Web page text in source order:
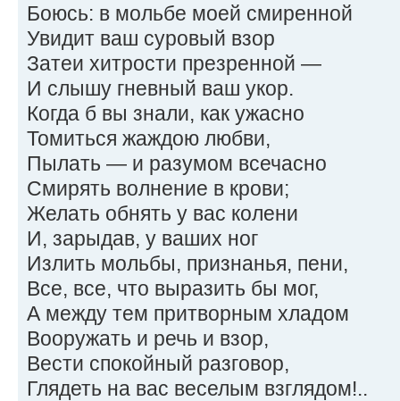
Боюсь: в мольбе моей смиренной
Увидит ваш суровый взор
Затеи хитрости презренной —
И слышу гневный ваш укор.
Когда б вы знали, как ужасно
Томиться жаждою любви,
Пылать — и разумом всечасно
Смирять волнение в крови;
Желать обнять у вас колени
И, зарыдав, у ваших ног
Излить мольбы, признанья, пени,
Все, все, что выразить бы мог,
А между тем притворным хладом
Вооружать и речь и взор,
Вести спокойный разговор,
Глядеть на вас веселым взглядом!..